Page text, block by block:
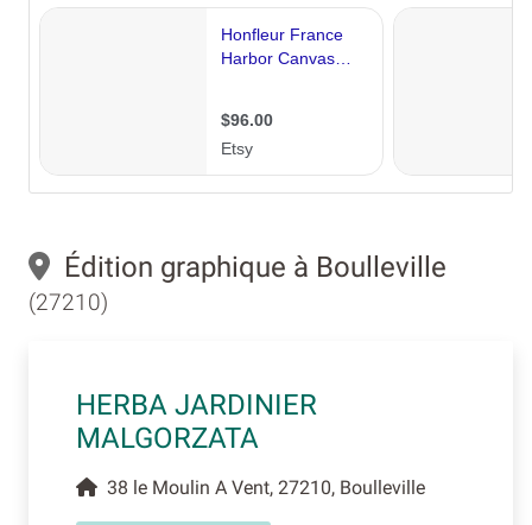
Édition graphique à Boulleville
(27210)
HERBA JARDINIER
MALGORZATA
38 le Moulin A Vent, 27210, Boulleville